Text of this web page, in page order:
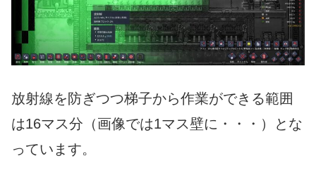
放射線を防ぎつつ梯子から作業ができる範囲
は16マス分（画像では1マス壁に・・・）とな
っています。